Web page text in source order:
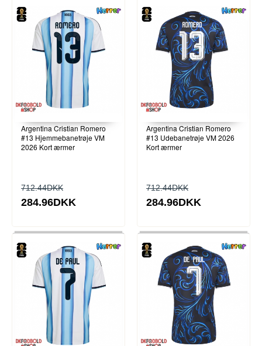
Argentina Cristian Romero
#13 Hjemmebanetrøje VM
2026 Kort ærmer
712.44DKK
284.96DKK
Argentina Cristian Romero
#13 Udebanetrøje VM 2026
Kort ærmer
712.44DKK
284.96DKK